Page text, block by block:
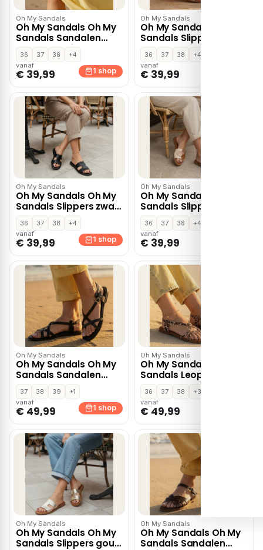
Oh My Sandals
Oh My Sandals Oh My
Sandals Sandalen
Bloemen beige Leer
36 37 38
+4
vanaf
€ 39,99 1 shop
Oh My Sandals
Oh My Sandals Oh My
Sandals Slippers goud
Leer
36 37 38
+4
vanaf
€ 39,99
Oh My Sandals
Oh My Sandals Oh My
Sandals Slippers zwart
Leer
36 37 38
+4
vanaf
€ 39,99 1 shop
Oh My Sandals
Oh My Sandals Oh My
Sandals Slippers beige
Leer
36 37 38
+4
vanaf
€ 39,99
Oh My Sandals
Oh My Sandals Oh My
Sandals Sandalen
zwart Leer
37 38 39
+1
vanaf
€ 49,99 1 shop
Oh My Sandals
Oh My Sandals Oh My
Sandals Leopard
Sandalen beige Leer
36 37 38
+3
vanaf
€ 49,99
Oh My Sandals
Oh My Sandals Oh My
Sandals Slippers goud
Oh My Sandals
Oh My Sandals Oh My
Sandals Sandalen